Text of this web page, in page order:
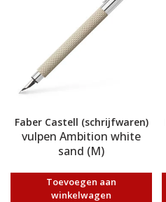
Faber Castell (schrijfwaren)
vulpen Ambition white
sand (M)
Toevoegen aan
winkelwagen